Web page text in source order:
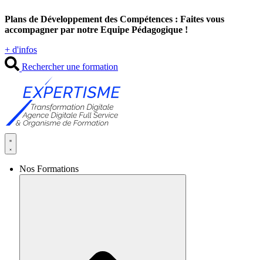
au
contenu
Plans de Développement des Compétences : Faites vous
accompagner par notre Equipe Pédagogique !
+ d'infos
Rechercher une formation
Nos Formations